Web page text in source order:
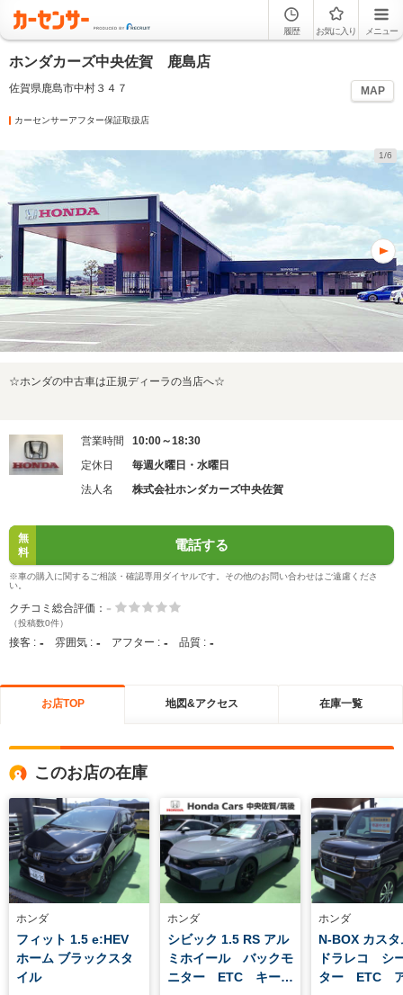
履歴 お気に入り メニュー
ホンダカーズ中央佐賀 鹿島店
佐賀県鹿島市中村３４７ MAP
カーセンサーアフター保証取扱店
1/6
☆ホンダの中古車は正規ディーラの当店へ☆
営業時間
10:00～18:30
定休日
毎週火曜日・水曜日
法人名
株式会社ホンダカーズ中央佐賀
無
料
電話する
※車の購入に関するご相談・確認専用ダイヤルです。その他のお問い合わせはご遠慮くださ
い。
クチコミ総合評価： -
（投稿数0件）
接客 : - 雰囲気 : - アフター : - 品質 : -
お店TOP 地図&アクセス 在庫一覧
このお店の在庫
ホンダ
フィット 1.5 e:HEV
ホーム ブラックスタ
イル
ホンダ
シビック 1.5 RS アル
ミホイール バックモ
ニター ETC キーレ
ホンダ
N-BOX カス
ドラレコ シ
ター ETC